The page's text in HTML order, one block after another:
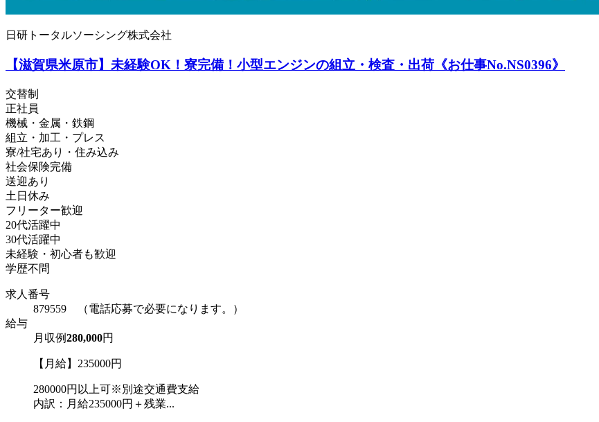
日研トータルソーシング株式会社
【滋賀県米原市】未経験OK！寮完備！小型エンジンの組立・検査・出荷《お仕事No.NS0396》
交替制
正社員
機械・金属・鉄鋼
組立・加工・プレス
寮/社宅あり・住み込み
社会保険完備
送迎あり
土日休み
フリーター歓迎
20代活躍中
30代活躍中
未経験・初心者も歓迎
学歴不問
求人番号
879559 （電話応募で必要になります。）
給与
月収例280,000円
【月給】235000円
280000円以上可※別途交通費支給
内訳：月給235000円＋残業...